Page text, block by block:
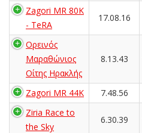
Zagori MR 80K
- TeRA
17.08.16
Ορεινός
Μαραθώνιος
Οίτης Ηρακλής
8.13.43
Zagori MR 44K 7.48.56
Ziria Race to
the Sky
6.30.39